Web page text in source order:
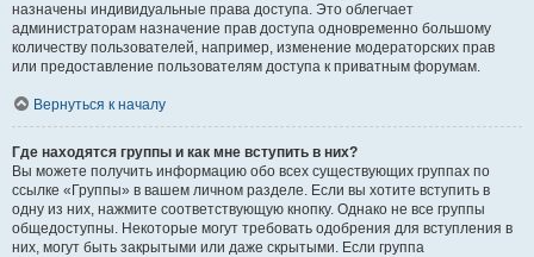
назначены индивидуальные права доступа. Это облегчает
администраторам назначение прав доступа одновременно большому
количеству пользователей, например, изменение модераторских прав
или предоставление пользователям доступа к приватным форумам.
Вернуться к началу
Где находятся группы и как мне вступить в них?
Вы можете получить информацию обо всех существующих группах по
ссылке «Группы» в вашем личном разделе. Если вы хотите вступить в
одну из них, нажмите соответствующую кнопку. Однако не все группы
общедоступны. Некоторые могут требовать одобрения для вступления в
них, могут быть закрытыми или даже скрытыми. Если группа